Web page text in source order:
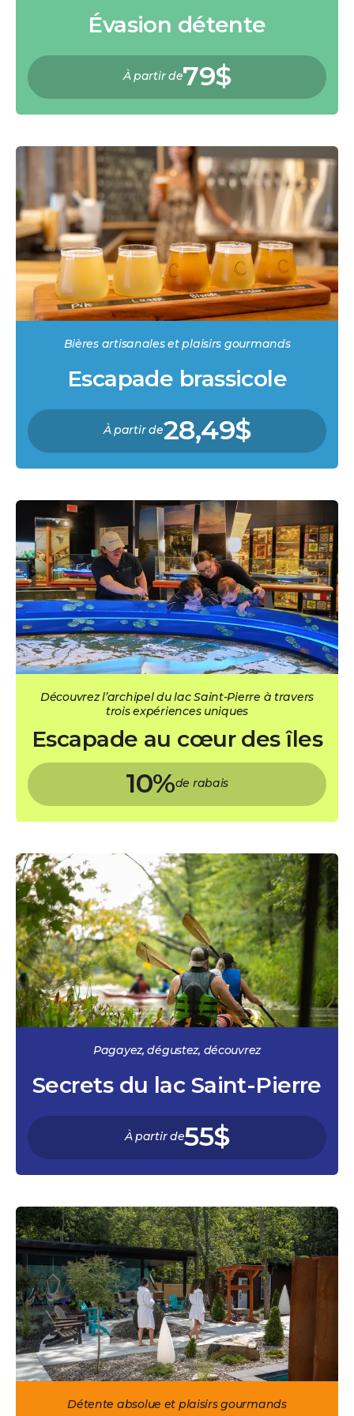
Évasion détente
À partir de79$
Bières artisanales et plaisirs gourmands
Escapade brassicole
À partir de28,49$
Découvrez l’archipel du lac Saint-Pierre à travers
trois expériences uniques
Escapade au cœur des îles
10%de rabais
Pagayez, dégustez, découvrez
Secrets du lac Saint-Pierre
À partir de55$
Détente absolue et plaisirs gourmands